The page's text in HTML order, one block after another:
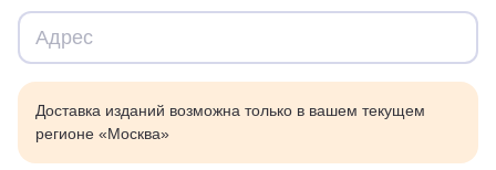
Доставка изданий возможна только в вашем текущем
регионе «Москва»